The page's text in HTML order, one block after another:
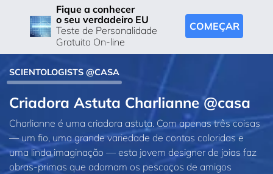
Fique a conhecer
o seu verdadeiro EU
Teste de Personalidade
Gratuito On-line
COMEÇAR
SCIENTOLOGISTS @CASA
Criadora Astuta Charlianne @casa
Charlianne é uma criadora astuta. Com apenas três coisas
— um fio, uma grande variedade de contas coloridas e
uma linda imaginação — esta jovem designer de joias faz
obras‑primas que adornam os pescoços de amigos